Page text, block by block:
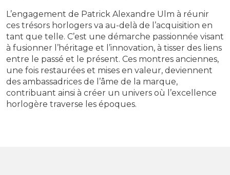
L’engagement de Patrick Alexandre Ulm à réunir
ces trésors horlogers va au-delà de l’acquisition en
tant que telle. C’est une démarche passionnée visant
à fusionner l’héritage et l’innovation, à tisser des liens
entre le passé et le présent. Ces montres anciennes,
une fois restaurées et mises en valeur, deviennent
des ambassadrices de l’âme de la marque,
contribuant ainsi à créer un univers où l’excellence
horlogère traverse les époques.